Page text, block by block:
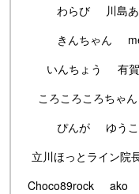
わらび
川島
きんちゃん
いんちょう
有
ころころころちゃん
ぴんが
ゆう
立川ほっとライン院
Choco89rock
ako